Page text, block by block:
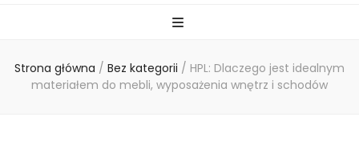
Strona główna / Bez kategorii / HPL: Dlaczego jest idealnym
materiałem do mebli, wyposażenia wnętrz i schodów